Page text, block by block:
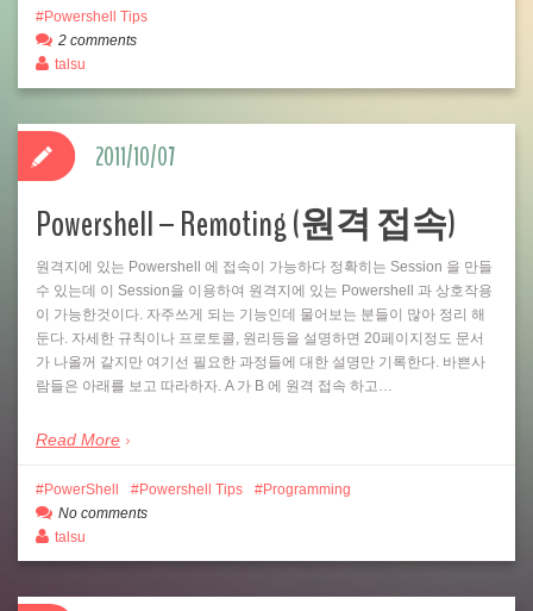
Powershell Tips
2 comments
talsu
Powershell – Remoting (원격 접속)
원격지에 있는 Powershell 에 접속이 가능하다 정확히는 Session 을 만들
수 있는데 이 Session을 이용하여 원격지에 있는 Powershell 과 상호작용
이 가능한것이다. 자주쓰게 되는 기능인데 물어보는 분들이 많아 정리 해
둔다. 자세한 규칙이나 프로토콜, 원리등을 설명하면 20페이지정도 문서
가 나올꺼 같지만 여기선 필요한 과정들에 대한 설명만 기록한다. 바쁜사
람들은 아래를 보고 따라하자. A 가 B 에 원격 접속 하고…
Read More
2011/10/07
PowerShell Powershell Tips
Programming
No comments
talsu